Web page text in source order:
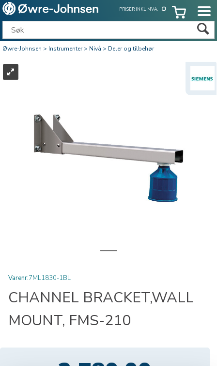
PRISER INKL. MVA.
Øwre-Johnsen>Instrumenter>Nivå>Deler og tilbehør
Varenr:7ML1830-1BL
CHANNEL BRACKET,WALL
MOUNT, FMS-210